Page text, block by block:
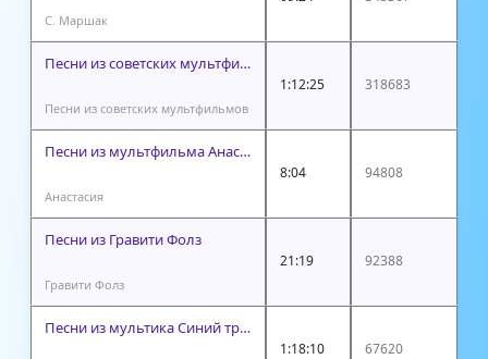
С. Маршак
Песни из советских мультфильмов
Песни из советских мультфильмов
1:12:25 318683
Песни из мультфильма Анастасия
Анастасия
8:04 94808
Песни из Гравити Фолз
Гравити Фолз
21:19 92388
Песни из мультика Синий трактор
1:18:10 67620